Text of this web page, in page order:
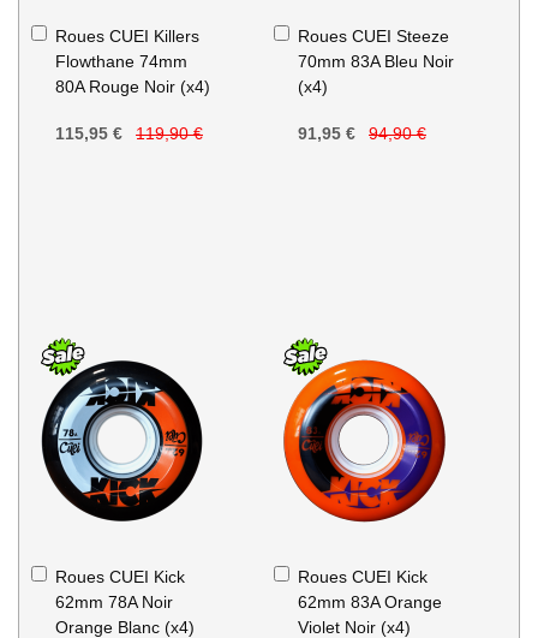
Roues CUEI Killers
Flowthane 74mm
80A Rouge Noir (x4)
115,95 € 119,90 €
Ajouter
au
panier
Roues CUEI Steeze
70mm 83A Bleu Noir
(x4)
91,95 € 94,90 €
Ajouter
au
panier
Roues CUEI Kick
62mm 78A Noir
Orange Blanc (x4)
Ajouter
au
panier
Roues CUEI Kick
62mm 83A Orange
Violet Noir (x4)
Ajouter
au
panier